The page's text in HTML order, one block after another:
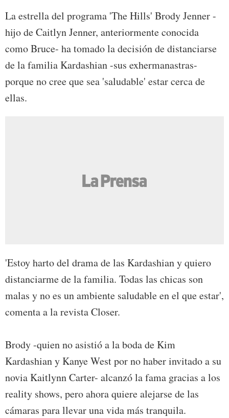
La estrella del programa 'The Hills' Brody Jenner -
hijo de Caitlyn Jenner, anteriormente conocida
como Bruce- ha tomado la decisión de distanciarse
de la familia Kardashian -sus exhermanastras-
porque no cree que sea 'saludable' estar cerca de
ellas.
'Estoy harto del drama de las Kardashian y quiero
distanciarme de la familia. Todas las chicas son
malas y no es un ambiente saludable en el que estar',
comenta a la revista Closer.
Brody -quien no asistió a la boda de Kim
Kardashian y Kanye West por no haber invitado a su
novia Kaitlynn Carter- alcanzó la fama gracias a los
reality shows, pero ahora quiere alejarse de las
cámaras para llevar una vida más tranquila.